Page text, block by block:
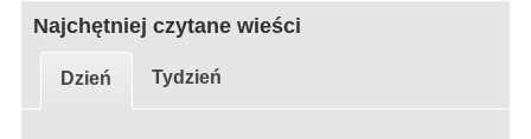
Najchętniej czytane wieści
Dzień Tydzień